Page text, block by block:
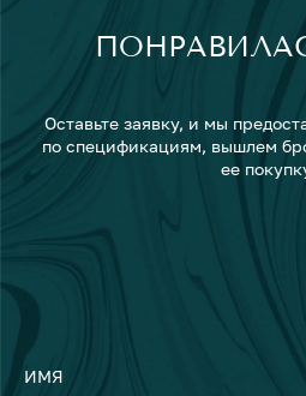
Оставьте заявку, и мы
по спецификациям, вышлем
ее
ИМЯ